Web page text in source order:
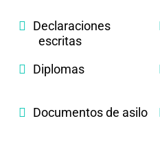
Declaraciones
escritas
Diplomas
Documentos de asilo